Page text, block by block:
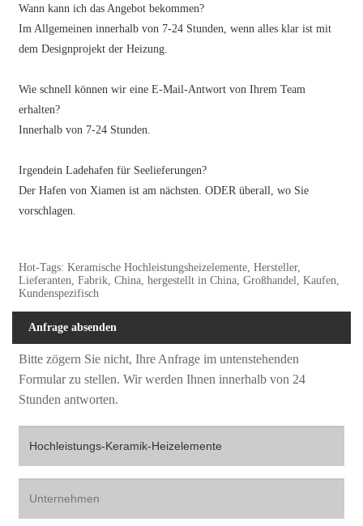
Wann kann ich das Angebot bekommen?
Im Allgemeinen innerhalb von 7-24 Stunden, wenn alles klar ist mit
dem Designprojekt der Heizung.
Wie schnell können wir eine E-Mail-Antwort von Ihrem Team
erhalten?
Innerhalb von 7-24 Stunden.
Irgendein Ladehafen für Seelieferungen?
Der Hafen von Xiamen ist am nächsten. ODER überall, wo Sie
vorschlagen.
Hot-Tags: Keramische Hochleistungsheizelemente, Hersteller,
Lieferanten, Fabrik, China, hergestellt in China, Großhandel, Kaufen,
Kundenspezifisch
Anfrage absenden
Bitte zögern Sie nicht, Ihre Anfrage im untenstehenden
Formular zu stellen. Wir werden Ihnen innerhalb von 24
Stunden antworten.